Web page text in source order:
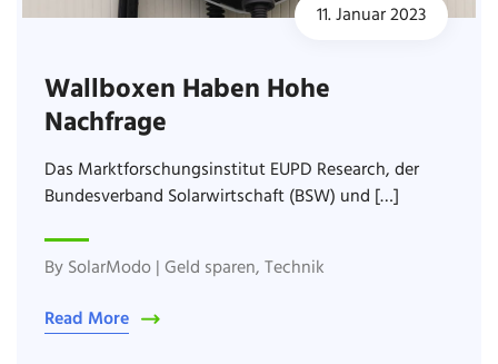
11. Januar 2023
Wallboxen Haben Hohe
Nachfrage
Das Marktforschungsinstitut EUPD Research, der
Bundesverband Solarwirtschaft (BSW) und […]
BySolarModo|Geld sparen,Technik
Read More